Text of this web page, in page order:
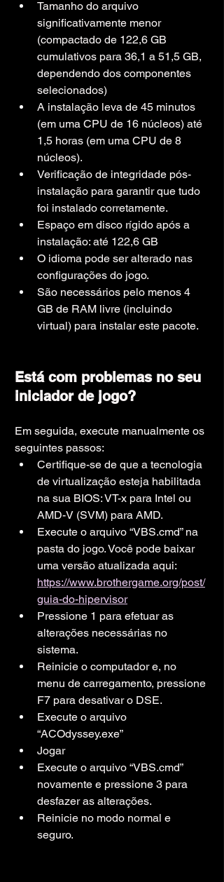
Tamanho do arquivo
significativamente menor
(compactado de 122,6 GB
cumulativos para 36,1 a 51,5 GB,
dependendo dos componentes
selecionados)
A instalação leva de 45 minutos
(em uma CPU de 16 núcleos) até
1,5 horas (em uma CPU de 8
núcleos).
Verificação de integridade pós-
instalação para garantir que tudo
foi instalado corretamente.
Espaço em disco rígido após a
instalação: até 122,6 GB
O idioma pode ser alterado nas
configurações do jogo.
São necessários pelo menos 4
GB de RAM livre (incluindo
virtual) para instalar este pacote.
Está com problemas no seu
iniciador de jogo?
Em seguida, execute manualmente os
seguintes passos:
Certifique-se de que a tecnologia
de virtualização esteja habilitada
na sua BIOS: VT-x para Intel ou
AMD-V (SVM) para AMD.
Execute o arquivo “VBS.cmd” na
pasta do jogo. Você pode baixar
uma versão atualizada aqui:
https://www.brothergame.org/post/
guia-do-hipervisor
Pressione 1 para efetuar as
alterações necessárias no
sistema.
Reinicie o computador e, no
menu de carregamento, pressione
F7 para desativar o DSE.
Execute o arquivo
“ACOdyssey.exe”
Jogar
Execute o arquivo “VBS.cmd”
novamente e pressione 3 para
desfazer as alterações.
Reinicie no modo normal e
seguro.